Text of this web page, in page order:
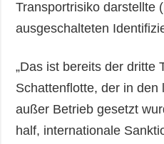
Transportrisiko darstellte
ausgeschalteten
„Das ist bereits der dritte
Schattenflotte, der in den
außer Betrieb gesetzt
half, internationale